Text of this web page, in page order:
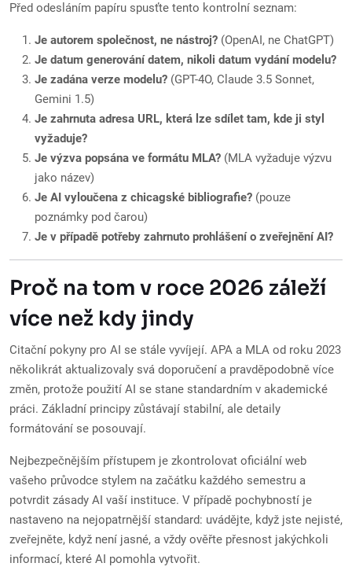
Před odesláním papíru spusťte tento kontrolní seznam:
Je autorem společnost, ne nástroj? (OpenAI, ne ChatGPT)
Je datum generování datem, nikoli datum vydání modelu?
Je zadána verze modelu? (GPT-4O, Claude 3.5 Sonnet,
Gemini 1.5)
Je zahrnuta adresa URL, která lze sdílet tam, kde ji styl
vyžaduje?
Je výzva popsána ve formátu MLA? (MLA vyžaduje výzvu
jako název)
Je AI vyloučena z chicagské bibliografie? (pouze
poznámky pod čarou)
Je v případě potřeby zahrnuto prohlášení o zveřejnění AI?
Proč na tom v roce 2026 záleží
více než kdy jindy
Citační pokyny pro AI se stále vyvíjejí. APA a MLA od roku 2023
několikrát aktualizovaly svá doporučení a pravděpodobně více
změn, protože použití AI se stane standardním v akademické
práci. Základní principy zůstávají stabilní, ale detaily
formátování se posouvají.
Nejbezpečnějším přístupem je zkontrolovat oficiální web
vašeho průvodce stylem na začátku každého semestru a
potvrdit zásady AI vaší instituce. V případě pochybností je
nastaveno na nejopatrnější standard: uvádějte, když jste nejisté,
zveřejněte, když není jasné, a vždy ověřte přesnost jakýchkoli
informací, které AI pomohla vytvořit.